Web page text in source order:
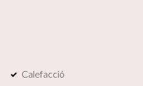
Calefacció
continuada dels seus
a elles, podem conèixer els
i mostrar publicitat